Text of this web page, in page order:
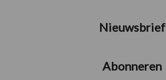
Nieuwsbrief
Abonneren